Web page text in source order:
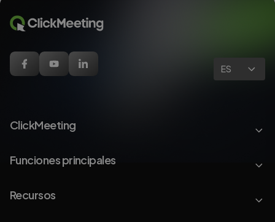
ES
ClickMeeting
Funciones principales
Recursos